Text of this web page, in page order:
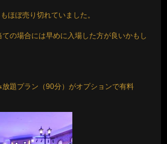
ほぼ売り切れていました。
の場合には早めに入場した方が良いかもし
題プラン（90分）がオプションで有料